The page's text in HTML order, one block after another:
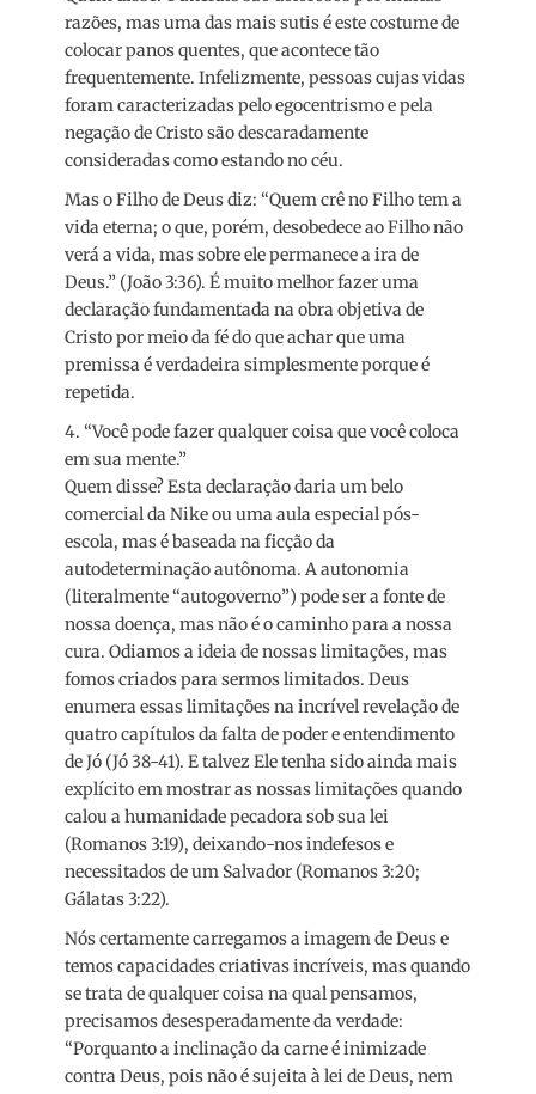
razões, mas uma das mais sutis é este costume de
colocar panos quentes, que acontece tão
frequentemente. Infelizmente, pessoas cujas vidas
foram caracterizadas pelo egocentrismo e pela
negação de Cristo são descaradamente
consideradas como estando no céu.
Mas o Filho de Deus diz: “Quem crê no Filho tem a
vida eterna; o que, porém, desobedece ao Filho não
verá a vida, mas sobre ele permanece a ira de
Deus.” (João 3:36). É muito melhor fazer uma
declaração fundamentada na obra objetiva de
Cristo por meio da fé do que achar que uma
premissa é verdadeira simplesmente porque é
repetida.
4. “Você pode fazer qualquer coisa que você coloca
em sua mente.”
Quem disse? Esta declaração daria um belo
comercial da Nike ou uma aula especial pós-
escola, mas é baseada na ficção da
autodeterminação autônoma. A autonomia
(literalmente “autogoverno”) pode ser a fonte de
nossa doença, mas não é o caminho para a nossa
cura. Odiamos a ideia de nossas limitações, mas
fomos criados para sermos limitados. Deus
enumera essas limitações na incrível revelação de
quatro capítulos da falta de poder e entendimento
de Jó (Jó 38-41). E talvez Ele tenha sido ainda mais
explícito em mostrar as nossas limitações quando
calou a humanidade pecadora sob sua lei
(Romanos 3:19), deixando-nos indefesos e
necessitados de um Salvador (Romanos 3:20;
Gálatas 3:22).
Nós certamente carregamos a imagem de Deus e
temos capacidades criativas incríveis, mas quando
se trata de qualquer coisa na qual pensamos,
precisamos desesperadamente da verdade:
“Porquanto a inclinação da carne é inimizade
contra Deus, pois não é sujeita à lei de Deus, nem